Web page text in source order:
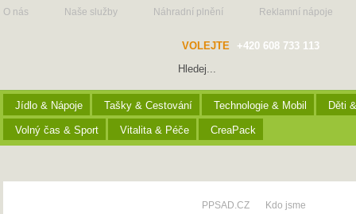
O nás Naše služby Náhradní plnění Reklamní nápoje
VOLEJTE +420 608 733 113
Jídlo & Nápoje Tašky & Cestování Technologie & Mobil Děti
Volný čas & Sport Vitalita & Péče CreaPack
PPSAD.CZ Kdo jsme